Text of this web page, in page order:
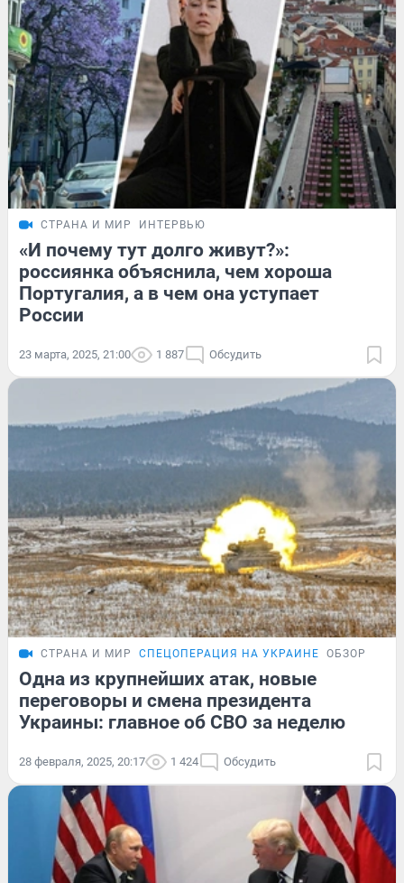
СТРАНА И МИР ИНТЕРВЬЮ
«И почему тут долго живут?»:
россиянка объяснила, чем хороша
Португалия, а в чем она уступает
России
23 марта, 2025, 21:00 1 887 Обсудить
СТРАНА И МИР СПЕЦОПЕРАЦИЯ НА УКРАИНЕ ОБЗОР
Одна из крупнейших атак, новые
переговоры и смена президента
Украины: главное об СВО за неделю
28 февраля, 2025, 20:17 1 424 Обсудить